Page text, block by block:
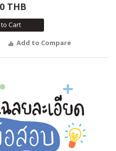
THB
Cart
Add to Compare